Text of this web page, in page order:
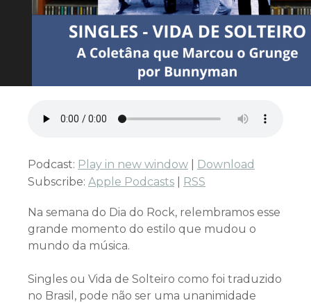
Podcast: Play in new window
Download
Subscribe: Apple Podcasts RSS
Na semana do Dia do Rock, relembramos esse
grande momento do estilo que mudou o
mundo da música.
Singles ou Vida de Solteiro como foi traduzido
no Brasil, pode não ser uma unanimidade